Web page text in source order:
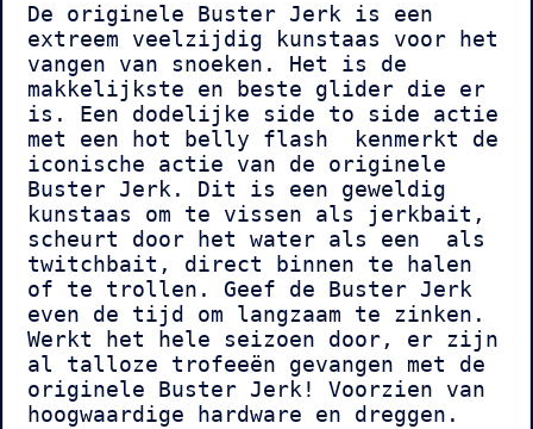
De originele Buster Jerk is een
extreem veelzijdig kunstaas voor het
vangen van snoeken. Het is de
makkelijkste en beste glider die er
is. Een dodelijke side to side actie
met een hot belly flash  kenmerkt de
iconische actie van de originele
Buster Jerk. Dit is een geweldig
kunstaas om te vissen als jerkbait,
scheurt door het water als een  als
twitchbait, direct binnen te halen
of te trollen. Geef de Buster Jerk
even de tijd om langzaam te zinken.
Werkt het hele seizoen door, er zijn
al talloze trofeeën gevangen met de
originele Buster Jerk! Voorzien van
hoogwaardige hardware en dreggen.